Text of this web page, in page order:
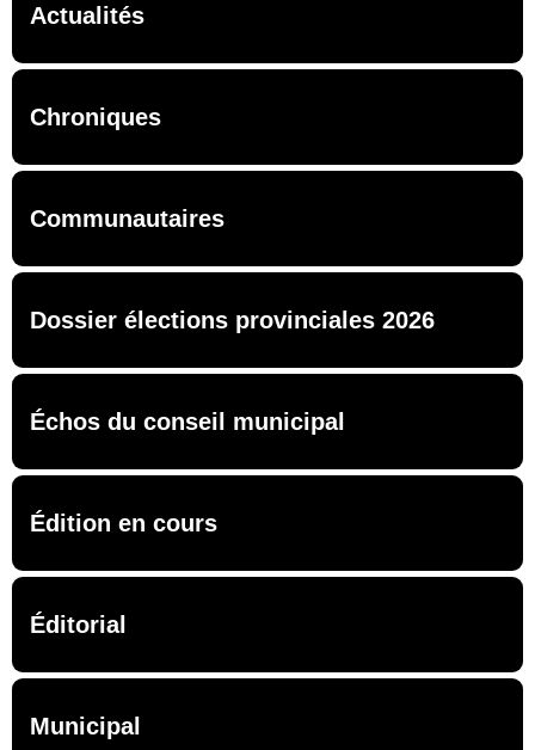
Actualités
Chroniques
Communautaires
Dossier élections provinciales 2026
Échos du conseil municipal
Édition en cours
Éditorial
Municipal